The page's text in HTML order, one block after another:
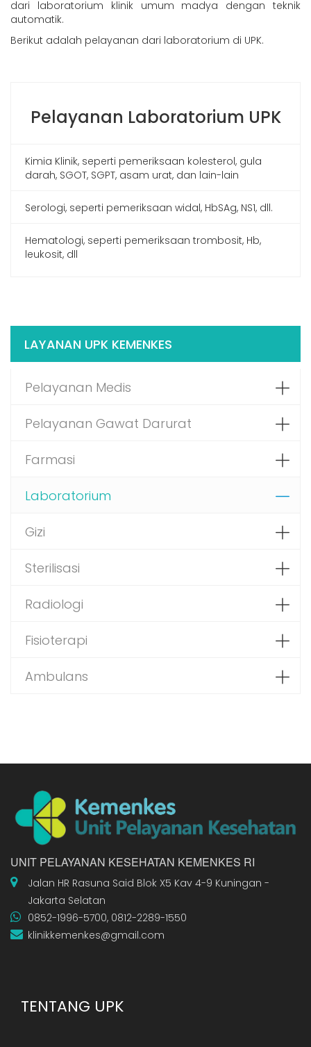
dari laboratorium klinik umum madya dengan teknik
automatik.
Berikut adalah pelayanan dari laboratorium di UPK.
Pelayanan Laboratorium UPK
Kimia Klinik, seperti pemeriksaan kolesterol, gula
darah, SGOT, SGPT, asam urat, dan lain-lain
Serologi, seperti pemeriksaan widal, HbSAg, NS1, dll.
Hematologi, seperti pemeriksaan trombosit, Hb,
leukosit, dll
LAYANAN UPK KEMENKES
Pelayanan Medis
Pelayanan Gawat Darurat
Farmasi
Laboratorium
Gizi
Sterilisasi
Radiologi
Fisioterapi
Ambulans
UNIT PELAYANAN KESEHATAN KEMENKES RI
Jalan HR Rasuna Said Blok X5 Kav 4-9 Kuningan -
Jakarta Selatan
0852-1996-5700, 0812-2289-1550
klinikkemenkes@gmail.com
TENTANG UPK